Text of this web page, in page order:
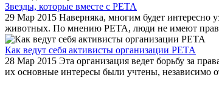
Звезды, которые вместе с РЕТА
29 Мар 2015 Наверняка, многим будет интересно
животных. По мнению PETA, люди не имеют
Как ведут себя активисты организации РЕТА
28 Мар 2015 Эта организация ведет борьбу за
их основные интересы были учтены, независимо